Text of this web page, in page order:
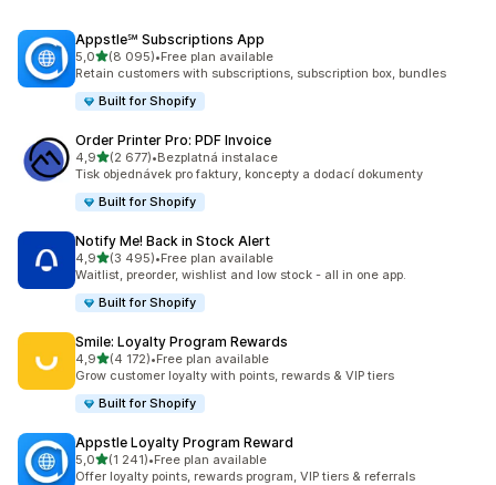
Appstle℠ Subscriptions App
5,0z 5 hvězd
(8 095)
Celkový počet recenzí: 8095
•Free plan available
Retain customers with subscriptions, subscription box, bundles
Built for Shopify
Order Printer Pro: PDF Invoice
4,9z 5 hvězd
(2 677)
Celkový počet recenzí: 2677
•Bezplatná instalace
Tisk objednávek pro faktury, koncepty a dodací dokumenty
Built for Shopify
Notify Me! Back in Stock Alert
4,9z 5 hvězd
(3 495)
Celkový počet recenzí: 3495
•Free plan available
Waitlist, preorder, wishlist and low stock - all in one app.
Built for Shopify
Smile: Loyalty Program Rewards
4,9z 5 hvězd
(4 172)
Celkový počet recenzí: 4172
•Free plan available
Grow customer loyalty with points, rewards & VIP tiers
Built for Shopify
Appstle Loyalty Program Reward
5,0z 5 hvězd
(1 241)
Celkový počet recenzí: 1241
•Free plan available
Offer loyalty points, rewards program, VIP tiers & referrals